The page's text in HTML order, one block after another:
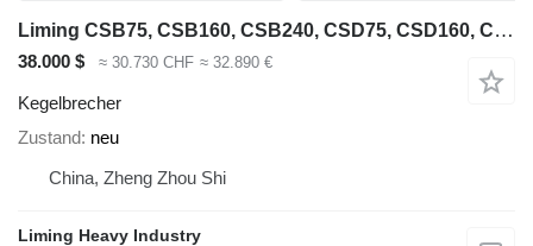
Liming CSB75, CSB160, CSB240, CSD75, CSD160, CSD240
38.000 $ ≈ 30.730 CHF ≈ 32.890 €
Kegelbrecher
Zustand neu
China, Zheng Zhou Shi
Liming Heavy Industry